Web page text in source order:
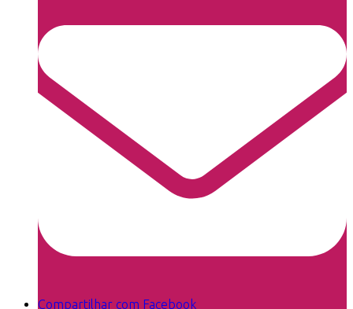
Compartilhar com Facebook